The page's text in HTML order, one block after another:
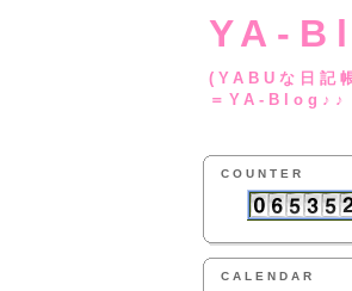
YA-
(YABU
＝YA-Blog♪♪
COUNTER
CALENDAR